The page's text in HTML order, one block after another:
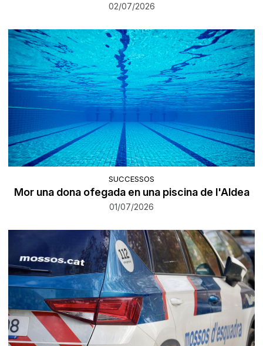
02/07/2026
SUCCESSOS
Mor una dona ofegada en una piscina de l'Aldea
01/07/2026